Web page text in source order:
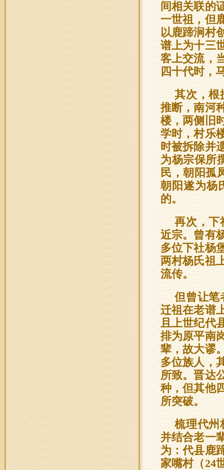
间相关联的
一世祖，但
以鹿蹄涧村
谱上为十三
客上交流，
四十代时，
其次，根
推断，南河
楼，两侧旧
学时，村乐
时被拆除并
为杨宗保所
民，朝阳孤
朝阳遂为杨
的。
再次，下
近宗。曾有
多位下社杨
两村杨氏祖
流传。
但曾让笔
迁祖在老谱
且上世纪代
排为原平南
辈，故大谬
多位族人，
所致。晋达
种，但其他
所突破。
梳理代州
并结合老一
为：代县鹿
家嘴村（24